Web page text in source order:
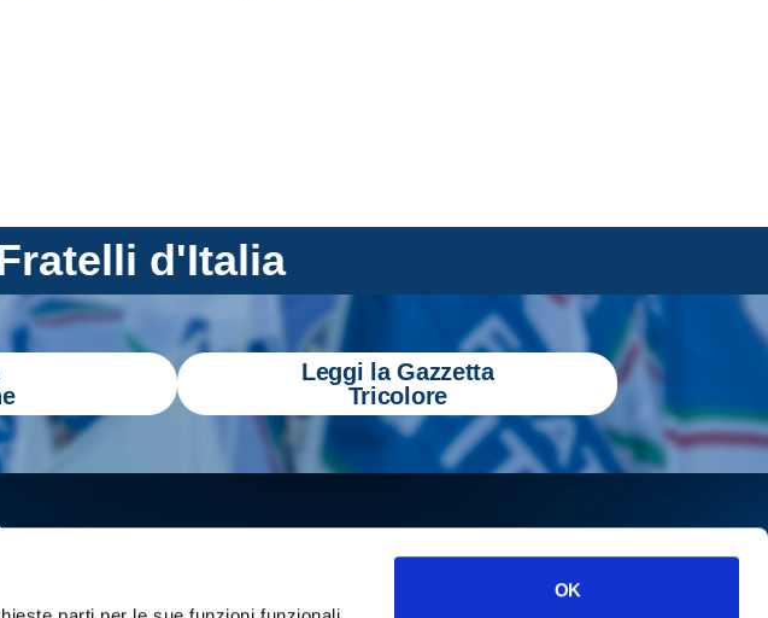
OK
d'Italia
Leggi la Gazzetta
Tricolore